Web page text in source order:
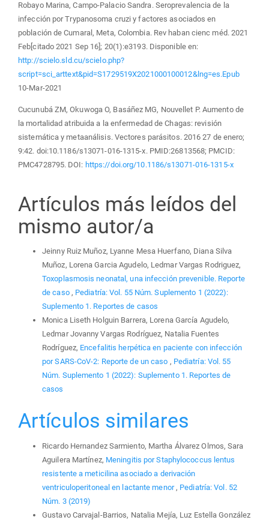
Robayo Marina, Campo-Palacio Sandra. Seroprevalencia de la
infección por Trypanosoma cruzi y factores asociados en
población de Cumaral, Meta, Colombia. Rev haban cienc méd. 2021
Feb[citado 2021 Sep 16]; 20(1):e3193. Disponible en:
http://scielo.sld.cu/scielo.php?
script=sci_arttext&pid=S1729519X2021000100012&lng=es.Epub
10-Mar-2021
Cucunubá ZM, Okuwoga O, Basáñez MG, Nouvellet P. Aumento de
la mortalidad atribuida a la enfermedad de Chagas: revisión
sistemática y metaanálisis. Vectores parásitos. 2016 27 de enero;
9:42. doi:10.1186/s13071-016-1315-x. PMID:26813568; PMCID:
PMC4728795. DOI: https://doi.org/10.1186/s13071-016-1315-x
Artículos más leídos del
mismo autor/a
Jeinny Ruiz Muñoz, Lyanne Mesa Huerfano, Diana Silva
Muñoz, Lorena Garcia Agudelo, Ledmar Vargas Rodriguez,
Toxoplasmosis neonatal, una infección prevenible. Reporte
de caso , Pediatría: Vol. 55 Núm. Suplemento 1 (2022):
Suplemento 1. Reportes de casos
Monica Liseth Holguin Barrera, Lorena García Agudelo,
Ledmar Jovanny Vargas Rodríguez, Natalia Fuentes
Rodríguez, Encefalitis herpética en paciente con infección
por SARS-CoV-2: Reporte de un caso , Pediatría: Vol. 55
Núm. Suplemento 1 (2022): Suplemento 1. Reportes de
casos
Artículos similares
Ricardo Hernandez Sarmiento, Martha Álvarez Olmos, Sara
Aguilera Martínez, Meningitis por Staphylococcus lentus
resistente a meticilina asociado a derivación
ventriculoperitoneal en lactante menor , Pediatría: Vol. 52
Núm. 3 (2019)
Gustavo Carvajal-Barrios, Natalia Mejía, Luz Estella González